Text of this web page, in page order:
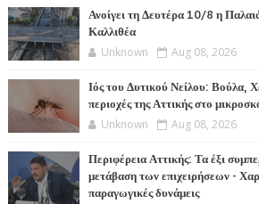
Ανοίγει τη Δευτέρα 10/8 η
Καλλιθέα
Unknown Aug 08, 2026
Ιός του Δυτικού Νείλου: Βούλα,
περιοχές της Αττικής στο
Unknown Aug 08, 2026
Περιφέρεια Αττικής: Τα έξι
μετάβαση των επιχειρήσεων -
παραγωγικές δυνάμεις